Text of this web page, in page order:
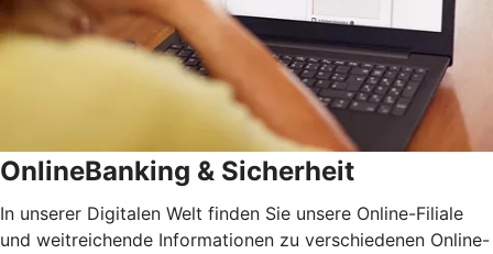
OnlineBanking & Sicherheit
In unserer Digitalen Welt finden Sie unsere Online-Filiale
und weitreichende Informationen zu verschiedenen Online-